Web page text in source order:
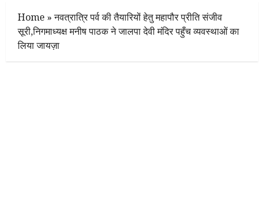
Home »नवत्रात्रि पर्व की तैयारियों हेतु महापौर प्रीति संजीव
सूरी,निगमाध्यक्ष मनीष पाठक ने जालपा देवी मंदिर पहुँच व्यवस्थाओं का
लिया जायज़ा